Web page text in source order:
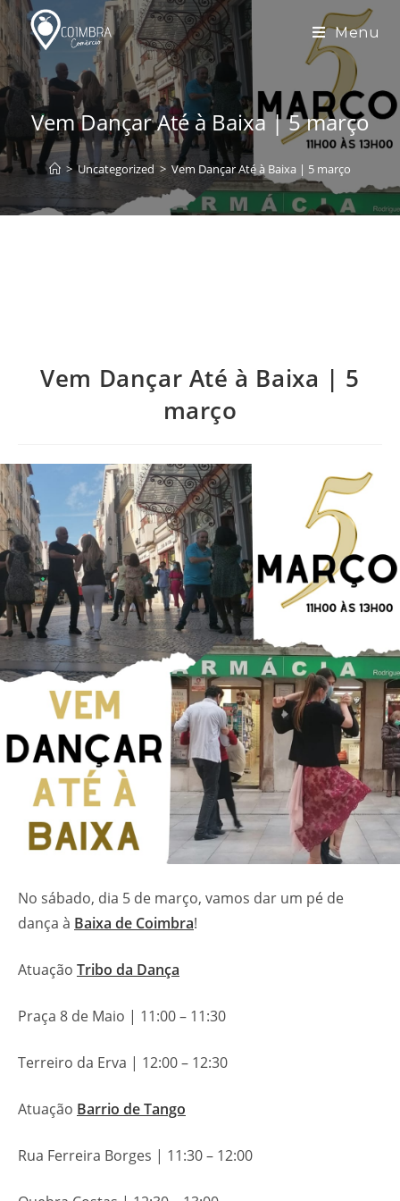
Skip
to
content
Menu
Vem Dançar Até à Baixa | 5 março
> Uncategorized > Vem Dançar Até à Baixa | 5 março
Vem Dançar Até à Baixa | 5
março
No sábado, dia 5 de março, vamos dar um pé de
dança à Baixa de Coimbra!
Atuação Tribo da Dança
Praça 8 de Maio | 11:00 – 11:30
Terreiro da Erva | 12:00 – 12:30
Atuação Barrio de Tango
Rua Ferreira Borges | 11:30 – 12:00